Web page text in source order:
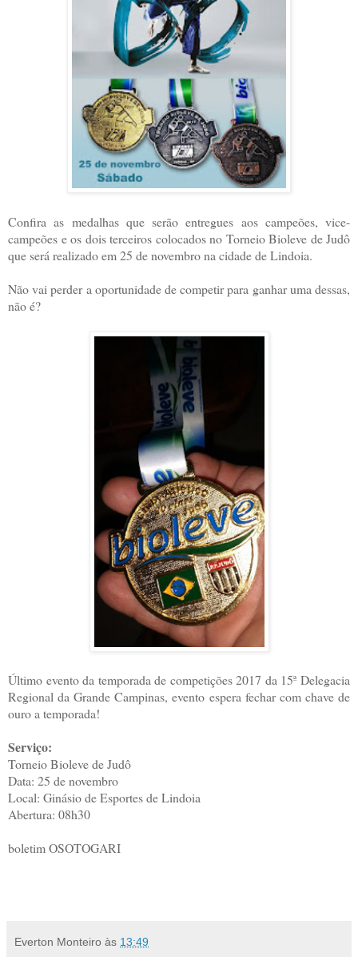
Confira as medalhas que serão entregues aos campeões, vice-
campeões e os dois terceiros colocados no Torneio Bioleve de Judô
que será realizado em 25 de novembro na cidade de Lindoia.
Não vai perder a oportunidade de competir para ganhar uma dessas,
não é?
Último evento da temporada de competições 2017 da 15ª Delegacia
Regional da Grande Campinas, evento espera fechar com chave de
ouro a temporada!
Serviço:
Torneio Bioleve de Judô
Data: 25 de novembro
Local: Ginásio de Esportes de Lindoia
Abertura: 08h30
boletim OSOTOGARI
Everton Monteiro às 13:49